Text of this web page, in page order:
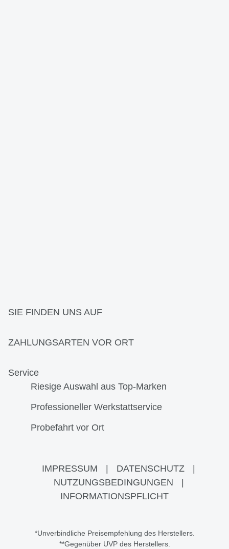
SIE FINDEN UNS AUF
ZAHLUNGSARTEN VOR ORT
Service
Riesige Auswahl aus Top-Marken
Professioneller Werkstattservice
Probefahrt vor Ort
IMPRESSUM DATENSCHUTZ
NUTZUNGSBEDINGUNGEN
INFORMATIONSPFLICHT
*Unverbindliche Preisempfehlung des Herstellers.
**Gegenüber UVP des Herstellers.